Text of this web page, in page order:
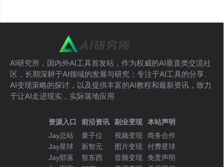
AI研究所，国内外AI工具首发站，作为权威的AI垂直类交流社
区，长期深耕于AI领域的发展与研究；专注于AI工具的分享、
AI变现策略的探讨，以及提供丰富的AI教程和最新资讯，致力
于让AI走进现实，实际落地应用
资源入口
Jay总站
Jay星球
Jay部落
前沿资讯
量子位
新智元
智东西
副业变现
视频变现
图片变现
音频变现
本站声明
商务合作
付费星球
免责声明